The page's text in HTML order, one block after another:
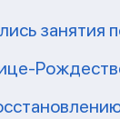
занятия